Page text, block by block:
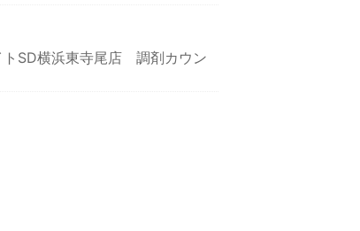
トSD横浜東寺尾店 調剤カウン